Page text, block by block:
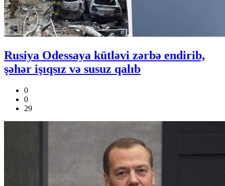
Rusiya Odessaya kütləvi zərbə endirib,
şəhər işıqsız və susuz qalıb
0
0
29